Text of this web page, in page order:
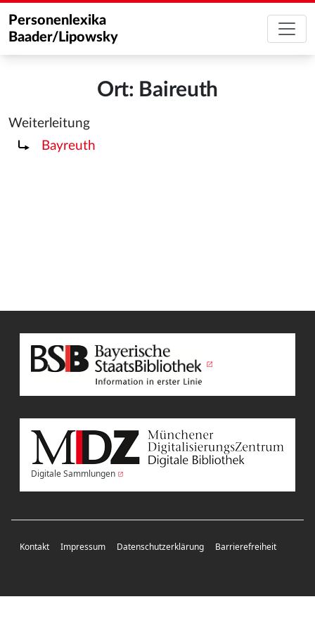
Personenlexika
Baader/Lipowsky
Ort: Baireuth
Weiterleitung
Weiterleitung nach:
Bayreuth
Digitale Sammlungen
Kontakt Impressum Datenschutzerklärung Barrierefreiheit